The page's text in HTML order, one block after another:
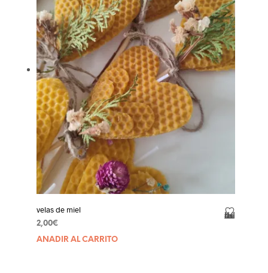
Añadir a la lista de deseos
velas de miel
2,00€
AÑADIR AL CARRITO